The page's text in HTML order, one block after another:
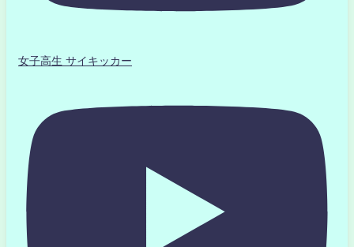
女子高生 サイキッカー